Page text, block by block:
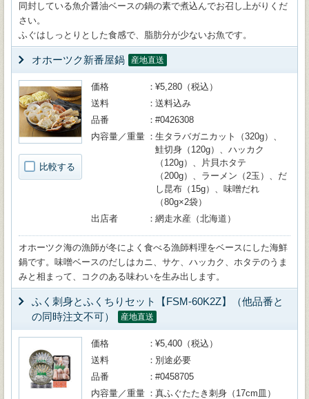
同封している魚介醤油ベースの鍋の素で煮込んでお召し上がりくだ
さい。
ふぐはしっとりとした食感で、脂肪分が少ないお魚です。
オホーツク新番屋鍋 産地直送
比較する
価格
¥5,280（税込）
送料
送料込み
品番
#0426308
内容量／重量
生タラバガニカット（320g）、
鮭切身（120g）、ハッカク
（120g）、片貝ホタテ
（200g）、ラーメン（2玉）、だ
し昆布（15g）、味噌だれ
（80g×2袋）
出店者
網走水産（北海道）
オホーツク海の漁師が冬によく食べる漁師料理をベースにした海鮮
鍋です。味噌ベースのだしはカニ、サケ、ハッカク、ホタテのうま
みと相まって、コクのある味わいを生み出します。
ふく刺身とふくちりセット【FSM-60K2Z】（他品番と
の同時注文不可）
産地直送
価格
¥5,400（税込）
送料
別途必要
品番
#0458705
内容量／重量
真ふぐたたき刺身（17cm皿）